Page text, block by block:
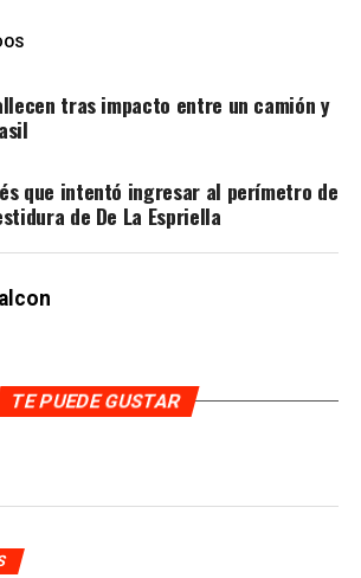
tras impacto entre un camión y
que intentó ingresar al perímetro de
de De La Espriella
TE PUEDE GUSTAR